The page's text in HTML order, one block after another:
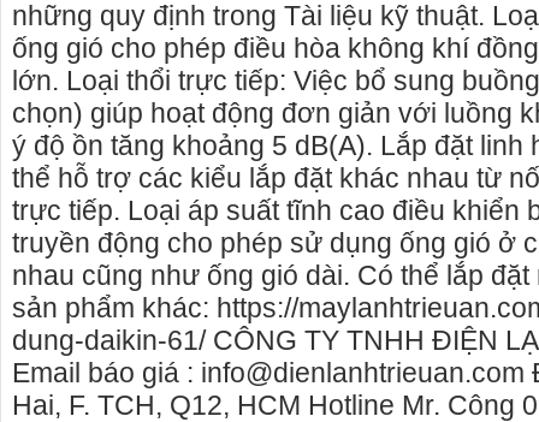
những quy định trong Tài liệu kỹ thuật.
ống gió cho phép điều hòa không khí
lớn. Loại thổi trực tiếp: Việc bổ sung
chọn) giúp hoạt động đơn giản với luồng
ý độ ồn tăng khoảng 5 dB(A). Lắp đặt linh
thể hỗ trợ các kiểu lắp đặt khác nhau từ
trực tiếp. Loại áp suất tĩnh cao điều khiển
truyền động cho phép sử dụng ống gió ở
nhau cũng như ống gió dài. Có thể lắp
sản phẩm khác: https://
dung-daikin-61/ CÔNG TY TNHH ĐIỆN
Email báo giá :
Hai, F. TCH, Q12, HCM Hotline Mr. Công